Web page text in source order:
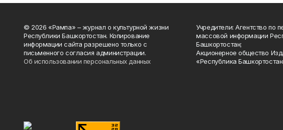
© 2026 «Рампа» – журнал о культурной жизни
Республики Башкортостан. Копирование
информации сайта разрешено только с
письменного согласия администрации.
Об использовании персональных данных
Учредители: Агентство по
массовой информации
Башкортостан;
Акционерное общество
«Республика